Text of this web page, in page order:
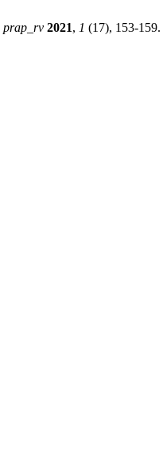
prap_rv 2021, 1 (17), 153-159.